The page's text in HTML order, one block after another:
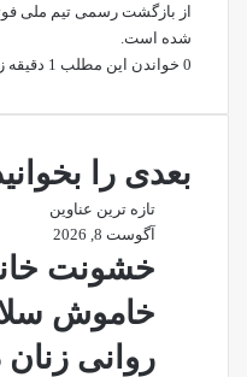
از بازگشت رسمی تیم ملی
شده است.
0 خواندن این مطلب 1 دقیقه زمان میبرد
بعدی را
تازه ترین عناوین
آگوست 8, 2026
خشونت
خاموش
روانی